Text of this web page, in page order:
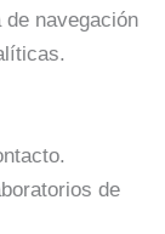
navegación
de